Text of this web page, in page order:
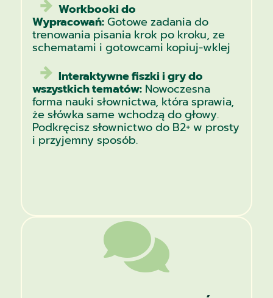
Workbooki do
Wypracowań:Gotowe zadania do
trenowania pisania krok po kroku, ze
schematami i gotowcami kopiuj-wklej
Interaktywne fiszki i gry do
wszystkich tematów:Nowoczesna
forma nauki słownictwa, która sprawia,
że słówka same wchodzą do głowy.
Podkręcisz słownictwo do B2+ w prosty
i przyjemny sposób.
